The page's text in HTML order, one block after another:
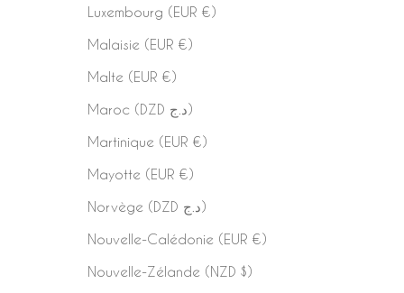
Luxembourg (EUR €)
Malaisie (EUR €)
Malte (EUR €)
Maroc (DZD د.ج)
Martinique (EUR €)
Mayotte (EUR €)
Norvège (DZD د.ج)
Nouvelle-Calédonie (EUR €)
Nouvelle-Zélande (NZD $)